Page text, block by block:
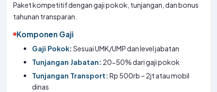
Paket kompetitif dengan gaji pokok, tunjangan, dan bonus
tahunan transparan.
Komponen Gaji
Gaji Pokok: Sesuai UMK/UMP dan level jabatan
Tunjangan Jabatan: 20-50% dari gaji pokok
Tunjangan Transport: Rp 500rb – 2jt atau mobil
dinas